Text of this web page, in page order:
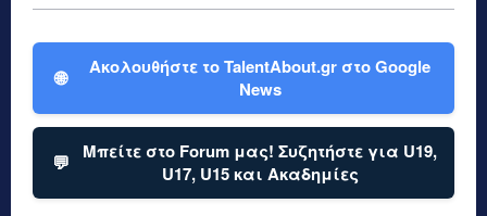
🌐
Ακολουθήστε το TalentAbout.gr στο Google
News
💬
Μπείτε στο Forum μας! Συζητήστε για U19,
U17, U15 και Ακαδημίες